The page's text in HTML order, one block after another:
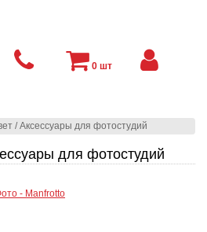
/Аксессуары для фотостудий
для фотостудий
0 шт